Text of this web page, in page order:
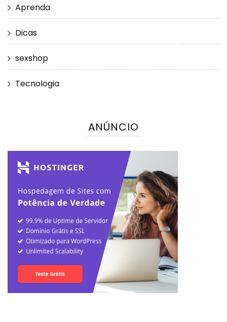
Aprenda
Dicas
sexshop
Tecnologia
ANÚNCIO